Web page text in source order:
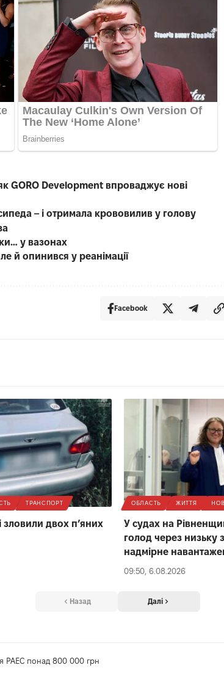
GORO Development впроваджує нові
– і отримала крововилив у голову
у вазонах
й опинився у реанімації
Facebook
ТРАНСПОРТ
зловили двох п’яних
ОБЛАСТЬ ЖИТТЯ
У судах на
голод через низьку
надмірне
09:50, 6.08.2026
Назад Далі
РАЕС понад 800 000 грн